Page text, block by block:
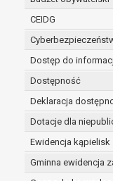
CEIDG
Dostęp do
Dostępność
Deklaracja
Dotacje dla
Ewidencja kąpielisk
Gminna ewidencja
Pani/Pana
przez okres
zostały
archiwizacji
W
na podstawie
zgody.
W
w celu